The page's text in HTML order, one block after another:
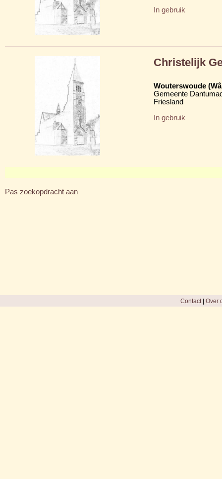
In gebruik
Christelijk
Wouterswoude
Gemeente
Friesland
In gebruik
Pas zoekopdracht aan
Contact| Over